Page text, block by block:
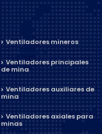
Ventiladores mineros
Ventiladores principales
de mina
Ventiladores auxiliares de
mina
Ventiladores axiales para
minas